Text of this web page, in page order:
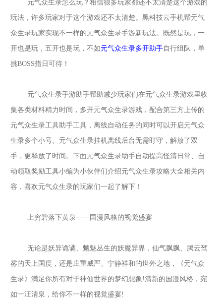
元气众生录怎么玩？相信很多玩家都还不太清楚这个游戏的
玩法，许多玩家对于这个游戏还不太清楚。黑科技云手机帮元气
众生录玩家实现不一样的元气众生录手游新玩法。既然是玩，一
开也是玩，五开也是玩，不如元气众生录多开助手自行组队，单
挑BOSS指日可待！
元气众生录手游助手帮助减少玩家们在元气众生录游戏里收
集各类材料精力时间，多开元气众生录游戏，配合第三方上传的
元气众生录工具助手工具，离线自动任务的同时可以开启元气众
生录多个小号。 元气众生录挂机离线后台无需盯守，解放了双
手，更释放了时间。下面元气众生录助手自动提高怪清日常 、自
动领取奖励工具小编为小伙伴们介绍元气众生录攻略大全相关内
容，喜欢元气众生录的玩家们一起了解下 ！
上穷碧落下黄泉——国漫风格的视觉盛宴
无论是妖异诡谲、魑魅丛生的妖魔异界，仙气飘飘、腾云驾
雾的天上国度，还是庄重威严、宁静祥和的世外之地，《元气众
生录》满足你所有对于神仙世界的梦幻想象!清新的国漫风格，宛
如一汪清泉，给你不一样的视觉盛宴!